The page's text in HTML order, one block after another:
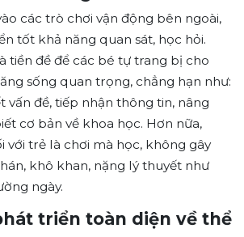
các trò chơi vận động bên ngoài,
tốt khả năng quan sát, học hỏi.
tiền đề để các bé tự trang bị cho
sống quan trọng, chẳng hạn như:
vấn đề, tiếp nhận thông tin, nâng
cơ bản về khoa học. Hơn nữa,
với trẻ là chơi mà học, không gây
khô khan, nặng lý thuyết như
ngày.
triển toàn diện về thể